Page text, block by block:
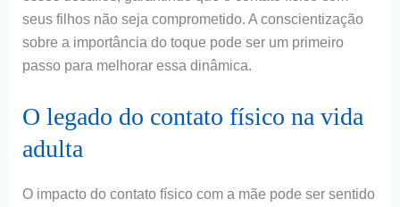
seus filhos não seja comprometido. A conscientização
sobre a importância do toque pode ser um primeiro
passo para melhorar essa dinâmica.
O legado do contato físico na vida
adulta
O impacto do contato físico com a mãe pode ser sentido